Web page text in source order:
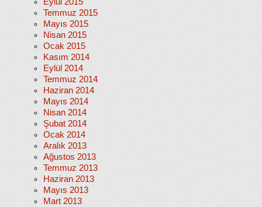
Temmuz 2015
Mayıs 2015
Nisan 2015
Ocak 2015
Kasım 2014
Eylül 2014
Temmuz 2014
Haziran 2014
Mayıs 2014
Nisan 2014
Şubat 2014
Ocak 2014
Aralık 2013
Ağustos 2013
Temmuz 2013
Haziran 2013
Mayıs 2013
Mart 2013